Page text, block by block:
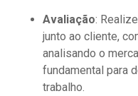
Avaliação:
junto ao cliente,
analisando o
fundamental para
trabalho.